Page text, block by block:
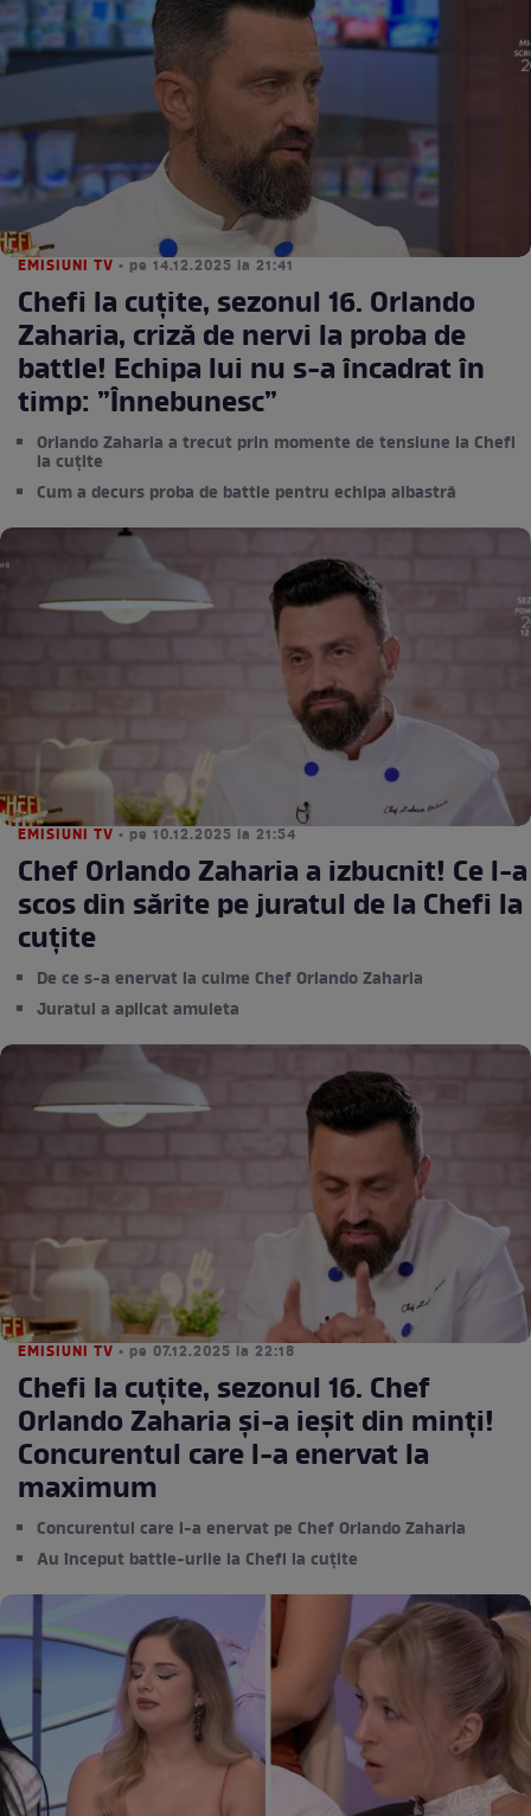
EMISIUNI TV • pe 14.12.2025 la 21:41
Chefi la cuțite, sezonul 16. Orlando
Zaharia, criză de nervi la proba de
battle! Echipa lui nu s-a încadrat în
timp: ”Înnebunesc”
Orlando Zaharia a trecut prin momente de tensiune la Chefi
la cuțite
Cum a decurs proba de battle pentru echipa albastră
EMISIUNI TV • pe 10.12.2025 la 21:54
Chef Orlando Zaharia a izbucnit! Ce l-a
scos din sărite pe juratul de la Chefi la
cuțite
De ce s-a enervat la culme Chef Orlando Zaharia
Juratul a aplicat amuleta
EMISIUNI TV • pe 07.12.2025 la 22:18
Chefi la cuțite, sezonul 16. Chef
Orlando Zaharia și-a ieșit din minți!
Concurentul care l-a enervat la
maximum
Concurentul care l-a enervat pe Chef Orlando Zaharia
Au început battle-urile la Chefi la cuțite